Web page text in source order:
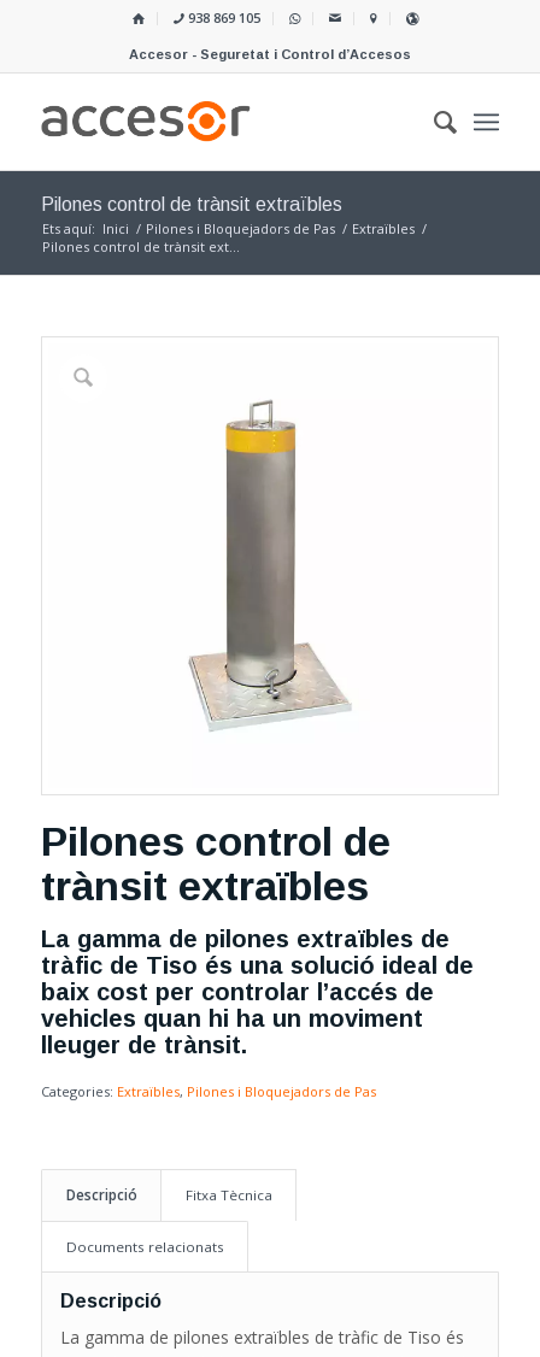
938 869 105
Accesor - Seguretat i Control d’Accesos
Pilones control de trànsit extraïbles
Ets aquí: Inici / Pilones i Bloquejadors de Pas / Extraïbles /
Pilones control de trànsit ext...
Pilones control de
trànsit extraïbles
La gamma de pilones extraïbles de
tràfic de Tiso és una solució ideal de
baix cost per controlar l’accés de
vehicles quan hi ha un moviment
lleuger de trànsit.
Categories: Extraïbles, Pilones i Bloquejadors de Pas
Descripció Fitxa Tècnica
Documents relacionats
Descripció
La gamma de pilones extraïbles de tràfic de Tiso és